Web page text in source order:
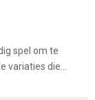
spel om te
variaties die...